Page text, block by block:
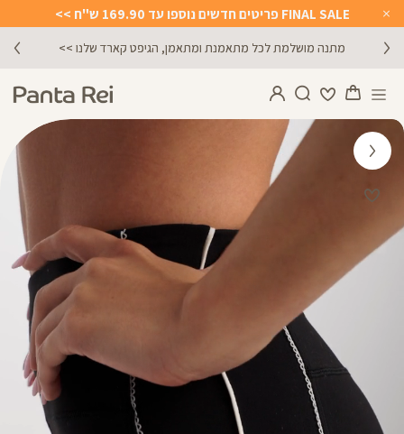
Close
Timer
FINAL SALE פריטים חדשים נוספו עד 169.90 ש"ח >>
הירשמו לניוזלטר וקבלו 10% הנחה על הקניה הראשונה באתר